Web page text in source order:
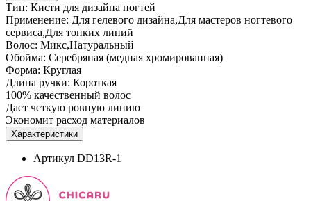
Тип: Кисти для дизайна ногтей
Применение: Для гелевого дизайна,Для мастеров ногтевого
сервиса,Для тонких линий
Волос: Микс,Натуральный
Обойма: Cеребряная (медная хромированная)
Форма: Круглая
Длина ручки: Короткая
100% качественный волос
Дает четкую ровную линию
Экономит расход материалов
Характеристики
Артикул DD13R-1